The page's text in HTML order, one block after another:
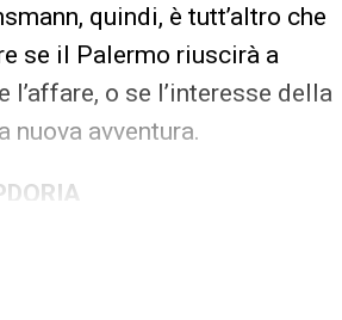
quindi, è tutt’altro che
se il Palermo riuscirà a
o se l’interesse della
avventura.